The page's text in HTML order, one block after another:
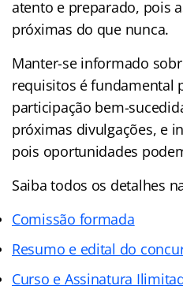
atento e preparado, pois
próximas do que nunca.
Manter-se informado
requisitos é fundamental
participação bem-
próximas divulgações, e
pois oportunidades
Saiba todos os detalhes
Comissão formada
Resumo e edital do
Curso e Assinatura